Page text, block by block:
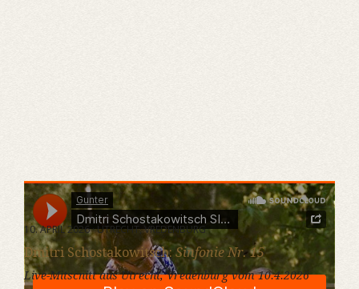
Gunter Dmitri Schostakowitsch SInfonie Nr. 15
10. APRIL 2026 · UTRECHT, VREDENBURG
Dmitri Schostakowitsch: Sinfonie Nr. 15
Live-Mitscnitt aus Utrecht, Vredenburg vom 10.4.2026